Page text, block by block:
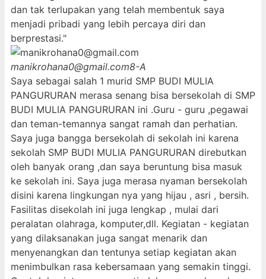
dan tak terlupakan yang telah membentuk saya
menjadi pribadi yang lebih percaya diri dan
berprestasi."
manikrohana0@gmail.com8-A
Saya sebagai salah 1 murid SMP BUDI MULIA
PANGURURAN merasa senang bisa bersekolah di SMP
BUDI MULIA PANGURURAN ini .Guru - guru ,pegawai
dan teman-temannya sangat ramah dan perhatian.
Saya juga bangga bersekolah di sekolah ini karena
sekolah SMP BUDI MULIA PANGURURAN direbutkan
oleh banyak orang ,dan saya beruntung bisa masuk
ke sekolah ini. Saya juga merasa nyaman bersekolah
disini karena lingkungan nya yang hijau , asri , bersih.
Fasilitas disekolah ini juga lengkap , mulai dari
peralatan olahraga, komputer,dll. Kegiatan - kegiatan
yang dilaksanakan juga sangat menarik dan
menyenangkan dan tentunya setiap kegiatan akan
menimbulkan rasa kebersamaan yang semakin tinggi.